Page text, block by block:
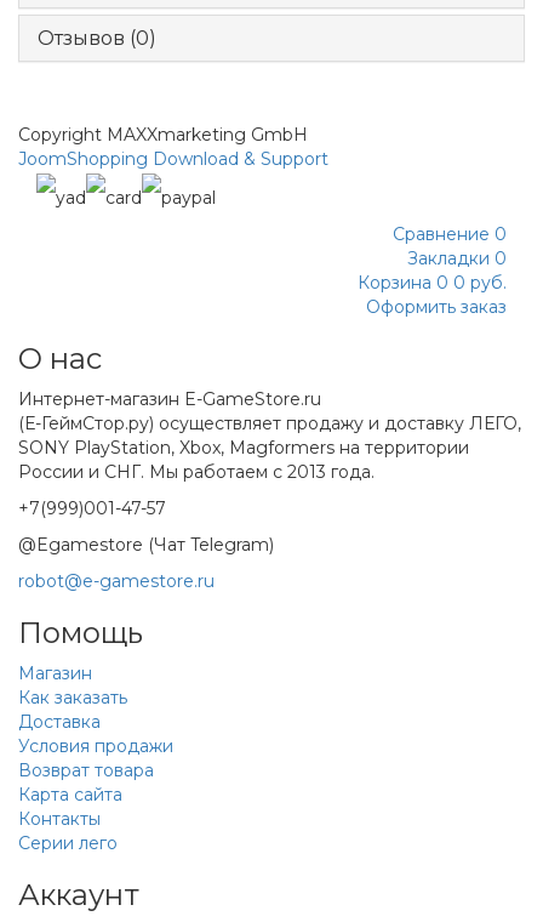
Отзывов (0)
Copyright MAXXmarketing GmbH
JoomShopping Download & Support
Сравнение 0
Закладки 0
Корзина 0 0 руб.
Оформить заказ
О нас
Интернет-магазин E-GameStore.ru
(Е-ГеймСтор.ру) осуществляет продажу и доставку ЛЕГО,
SONY PlayStation, Xbox, Magformers на территории
России и СНГ. Мы работаем с 2013 года.
+7(999)001-47-57
@Egamestore (Чат Telegram)
robot@e-gamestore.ru
Помощь
Магазин
Как заказать
Доставка
Условия продажи
Возврат товара
Карта сайта
Контакты
Серии лего
Аккаунт